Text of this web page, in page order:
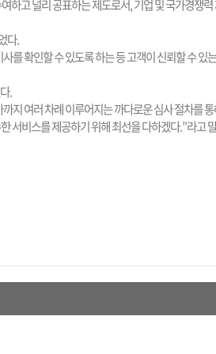
고 널리 공표하는 제도로서, 기업 및 국가경쟁
다.
를 확인할 수 있도록 하는 등 고객이 신뢰할 수 있
.
여러 차례 이루어지는 까다로운 심사 절차를
서비스를 제공하기 위해 최선을 다하겠다.”라고